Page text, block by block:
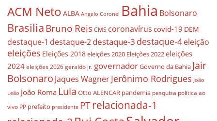
ACM Neto ALBA Angelo Coronel Bahia Bolsonaro
BrasiliaBruno ReisCMS coronavírus covid-19 DEM
destaque-1 destaque-2destaque-3 destaque-4eleição
eleições Eleições 2018eleições 2020 Eleições 2022eleições
2024 eleições 2026 geraldo jr. governadorGoverno da Bahia Jair
Bolsonaro Jaques WagnerJerônimo Rodrigues João
Leão João Roma Lula Otto ALENCAR pandemia pesquisa política ao
vivo PP prefeito presidente PTrelacionada-1